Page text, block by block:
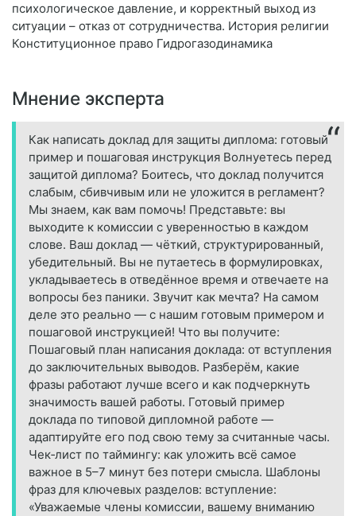
психологическое давление, и корректный выход из
ситуации – отказ от сотрудничества. История религии
Конституционное право Гидрогазодинамика
Мнение эксперта
Как написать доклад для защиты диплома: готовый
пример и пошаговая инструкция Волнуетесь перед
защитой диплома? Боитесь, что доклад получится
слабым, сбивчивым или не уложится в регламент?
Мы знаем, как вам помочь! Представьте: вы
выходите к комиссии с уверенностью в каждом
слове. Ваш доклад — чёткий, структурированный,
убедительный. Вы не путаетесь в формулировках,
укладываетесь в отведённое время и отвечаете на
вопросы без паники. Звучит как мечта? На самом
деле это реально — с нашим готовым примером и
пошаговой инструкцией! Что вы получите:
Пошаговый план написания доклада: от вступления
до заключительных выводов. Разберём, какие
фразы работают лучше всего и как подчеркнуть
значимость вашей работы. Готовый пример
доклада по типовой дипломной работе —
адаптируйте его под свою тему за считанные часы.
Чек‑лист по таймингу: как уложить всё самое
важное в 5–7 минут без потери смысла. Шаблоны
фраз для ключевых разделов: вступление:
«Уважаемые члены комиссии, вашему вниманию